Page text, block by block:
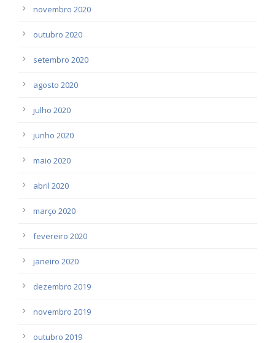
novembro 2020
outubro 2020
setembro 2020
agosto 2020
julho 2020
junho 2020
maio 2020
abril 2020
março 2020
fevereiro 2020
janeiro 2020
dezembro 2019
novembro 2019
outubro 2019